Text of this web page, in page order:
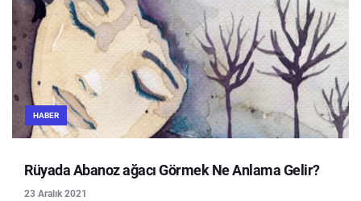
HABER
Rüyada Abanoz ağacı Görmek Ne Anlama Gelir?
23 Aralık 2021